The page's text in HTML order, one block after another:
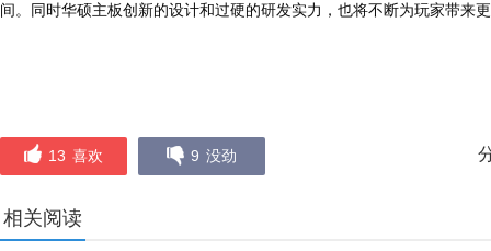
间。同时华硕主板创新的设计和过硬的研发实力，也将不断为玩家带来
13 喜欢 9 没劲
相关阅读